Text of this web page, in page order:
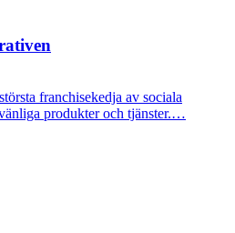
franchisekedja av sociala
produkter och tjänster.…